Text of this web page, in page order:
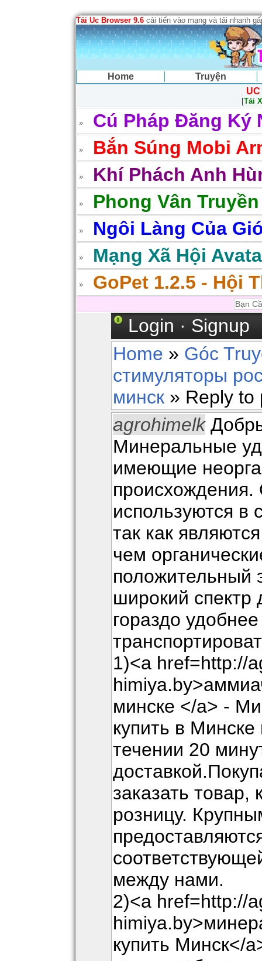
Tải Uc Browser 9.6 cải tiến vào mạng và tải nhanh
Home
Truyện
[Tải
Cú Pháp Đăng Ký
Bắn Súng Mobi
Khí Phách Anh
Phong Vân
Ngôi Làng Của
Mạng Xã Hội
GoPet 1.2.5 - Hội
Login · Signup
Home » Góc
стимуляторы
минск » Reply to
agrohimelk
Минеральные
имеющие
используются в
так как
чем
положительный
широкий спектр
гораздо
1)<a href=http://
минске </a> -
купить в
течении 20
заказать товар,
розницу.
между нами.
2)<a href=http://
купить Минск</